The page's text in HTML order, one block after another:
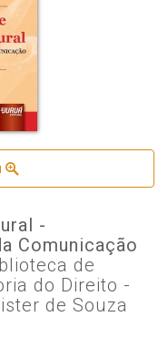
-
Comunicação
de
do Direito -
de Souza